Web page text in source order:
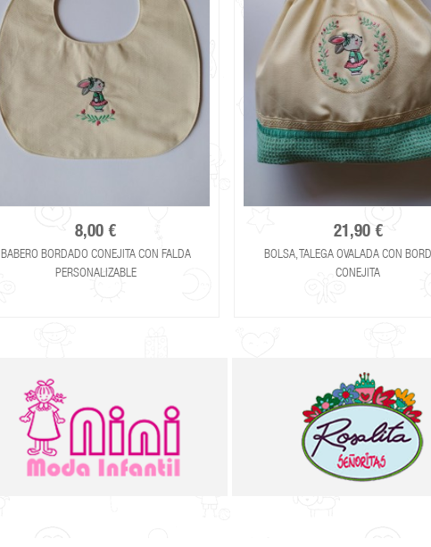
8,00 €
BABERO BORDADO CONEJITA CON FALDA
PERSONALIZABLE
21,90 €
BOLSA, TALEGA OVALADA CON
CONEJITA